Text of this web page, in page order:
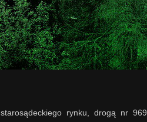
rynku, drogą nr 969